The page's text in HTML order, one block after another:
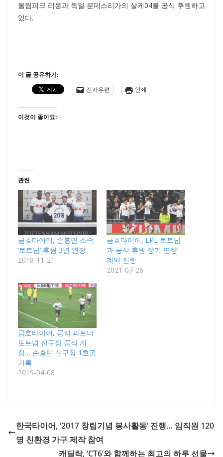
올림피크 리옹과 독일 분데스리가의 샬케04를 공식 후원하고
있다.
이 글 공유하기:
전자우편
인쇄
이것이 좋아요:
관련
금호타이어, 손흥민 소속
‘토트넘’ 후원 3년 연장
2018-11-21
금호타이어, EPL 토트넘
과 공식 후원 장기 연장
계약 진행
2021-07-26
금호타이어, 공식 파트너
토트넘 신구장 공식 개
장… 손흥민 신구장 1호골
기록
2019-04-08
한국타이어, ‘2017 창립기념 봉사활동’ 진행… 임직원 120
명 친환경 가구 제작 참여
캐딜락, ‘CT6’와 함께하는 최고의 하루 선물